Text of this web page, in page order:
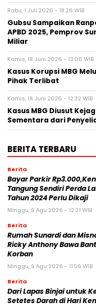
Rabu, 1 Juli 2026 - 18:26 WIB
Gubsu Sampaikan
APBD 2025, Pemprov
Miliar
Kamis, 18 Juni 2026 - 13:06 WIB
Kasus Korupsi MBG
Pihak Terlibat
Kamis, 18 Juni 2026 - 12:32 WIB
Kasus MBG Diusut
Sementara dari
BERITA TERBARU
Berita
Bayar Parkir
Tangung Sendiri Perda
Tahun 2024 Perlu Dikaji
Minggu, 9 Agu 2026 - 12:21 WIB
Berita
Rumah Sunardi dan
Ricky Anthony Bawa
Korban
Minggu, 9 Agu 2026 - 11:56 WIB
Berita
Dari Lapas Binjai untuk
Setetes Darah di Hari